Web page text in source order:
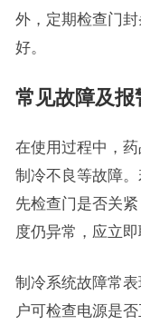
外，定期检查门
好。
常见故障及
在使用过程中，
制冷不良等故障
先检查门是否关
度仍异常，应立
制冷系统故障常
户可检查电源是